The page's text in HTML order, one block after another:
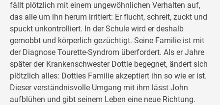
fällt plötzlich mit einem ungewöhnlichen Verhalten auf,
das alle um ihn herum irritiert: Er flucht, schreit, zuckt und
spuckt unkontrolliert. In der Schule wird er deshalb
gemobbt und körperlich gezüchtigt. Seine Familie ist mit
der Diagnose Tourette-Syndrom überfordert. Als er Jahre
später der Krankenschwester Dottie begegnet, ändert sich
plötzlich alles: Dotties Familie akzeptiert ihn so wie er ist.
Dieser verständnisvolle Umgang mit ihm lässt John
aufblühen und gibt seinem Leben eine neue Richtung.